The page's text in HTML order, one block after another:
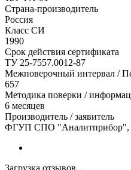
Страна-производитель
Россия
Класс СИ
1990
Срок действия сертификата
ТУ 25-7557.0012-87
Межповерочный интервал /
657
Методика поверки /
6 месяцев
Производитель / заявитель
ФГУП СПО "Аналитприбор",